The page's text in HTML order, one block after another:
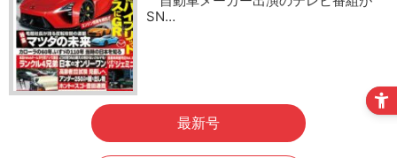
SN…
最新号